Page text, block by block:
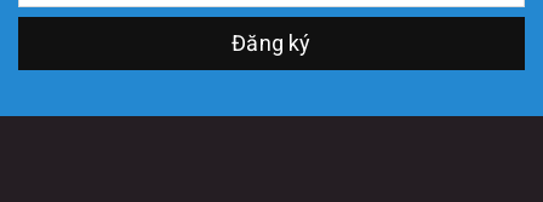
Đăng ký